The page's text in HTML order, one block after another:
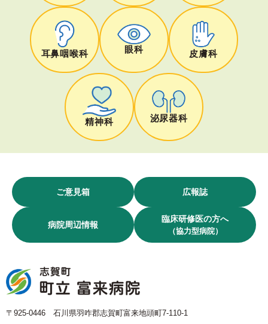
耳鼻咽喉科 眼科 皮膚科
精神科 泌尿器科
ご意見箱 広報誌
病院周辺情報
臨床研修医の方へ
（協力型病院）
〒925-0446 石川県羽咋郡志賀町富来地頭町7-110-1